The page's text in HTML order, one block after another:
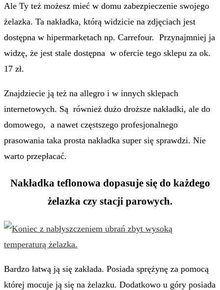
Ale Ty też możesz mieć w domu zabezpieczenie swojego
żelazka. Ta nakładka, którą widzicie na zdjęciach jest
dostępna w hipermarketach np. Carrefour. Przynajmniej ja
widzę, że jest stale dostępna w ofercie tego sklepu za ok.
17 zł.
Znajdziecie ją też na allegro i w innych sklepach
internetowych. Są również dużo droższe nakładki, ale do
domowego, a nawet częstszego profesjonalnego
prasowania taka prosta nakładka super się sprawdzi. Nie
warto przepłacać.
Nakładka teflonowa dopasuje się do każdego
żelazka czy stacji parowych.
Bardzo łatwą ją się zakłada. Posiada sprężynę za pomocą
której mocuje ją się na żelazku. Dodatkowo u góry posiada